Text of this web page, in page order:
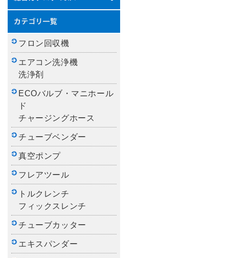
フロン回収機
エアコン洗浄機
洗浄剤
ECOバルブ・マニホール
ド
チャージングホース
チューブベンダー
真空ポンプ
フレアツール
トルクレンチ
フィックスレンチ
チューブカッター
エキスパンダー